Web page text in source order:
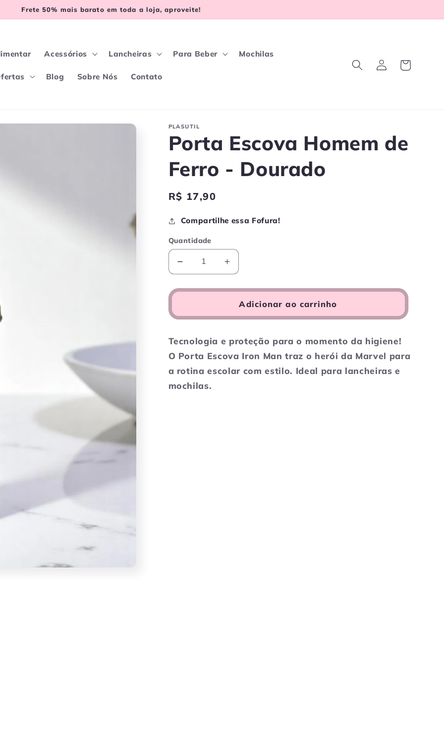
Frete 50% mais barato em toda a loja, aproveite!
Acessórios Lancheiras Para Beber Mochilas
Blog Sobre Nós Contato
Fazer
login
Carrinho
PLASUTIL
Porta Escova Homem de
Ferro - Dourado
Preço
R$ 17,90
Compartilhe essa Fofura!
Quantidade
Diminuir
a
quantidade
de
Ferro
-
Dourado
Aumentar
a
quantidade
de
Ferro
-
Adicionar ao carrinho
Tecnologia e proteção para o momento da higiene!
O Porta Escova Iron Man traz o herói da Marvel para
a rotina escolar com estilo. Ideal para lancheiras e
mochilas.